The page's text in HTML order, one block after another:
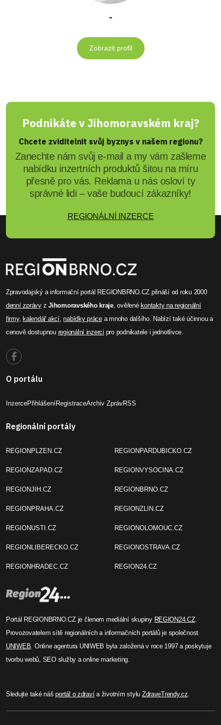
-
Zobrazit profil
Podnikáte v Jihomoravském kraj?
Chcete zviditelnit svůj byznys v našem regionu?
Zanechte nám svůj e-mail a my vám zašleme
nabídku inzertních produktů šitou na míru
přesně pro vás. Reklama u nás osloví ty
správné lidi – vaše budoucí zákazníky!
REGIONÁLNÍ INZERCE
Zpravodajský a informační portál REGIONBRNO.CZ přináší od roku 2000
denní zprávyzJihomoravského kraje, ověřené kontakty na regionální
firmy, kalendář akcí,nabídky prácea mnoho dalšího. Nabízí také účinnou a
cenově dostupnou regionální inzerci pro podnikatele i jednotlivce.
O portálu
InzercePřihlášeníRegistraceArchiv ZprávRSS
Regionální portály
REGIONPLZEN.CZ
REGIONZAPAD.CZ
REGIONJIH.CZ
REGIONPRAHA.CZ
REGIONUSTI.CZ
REGIONLIBERECKO.CZ
REGIONHRADEC.CZ
REGIONPARDUBICKO.CZ
REGIONVYSOCINA.CZ
REGIONBRNO.CZ
REGIONZLIN.CZ
REGIONOLOMOUC.CZ
REGIONOSTRAVA.CZ
REGION24.CZ
Portál REGIONBRNO.CZ je členem mediální skupiny REGION24.CZ.
Provozovatelem sítě regionálních a informačních portálů je společnost
UNIWEB. Online agentura UNIWEB byla založená v roce 1997 a poskytuje
tvorbu webů, SEO služby a online marketing.
Sledujte také nášportál o zdravía životním stylu ZdraveTrendy.cz.